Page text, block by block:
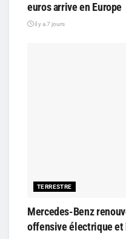
euros arrive en Europe
il y a 7 jours
TERRESTRE
Mercedes-Benz
offensive électrique et